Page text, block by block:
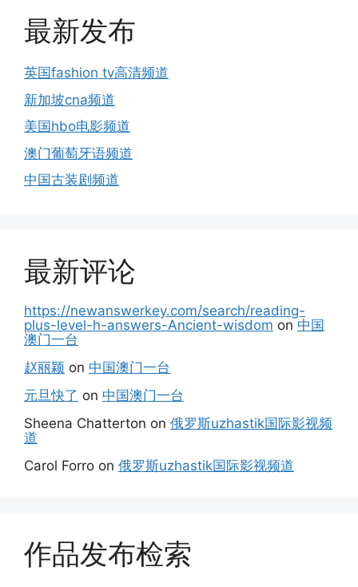
最新发布
英国fashion tv高清频道
新加坡cna频道
美国hbo电影频道
澳门葡萄牙语频道
中国古装剧频道
最新评论
https://newanswerkey.com/search/reading-
plus-level-h-answers-Ancient-wisdom on 中国
澳门一台
赵丽颖 on 中国澳门一台
元旦快了 on 中国澳门一台
Sheena Chatterton on 俄罗斯uzhastik国际影视频
道
Carol Forro on 俄罗斯uzhastik国际影视频道
作品发布检索